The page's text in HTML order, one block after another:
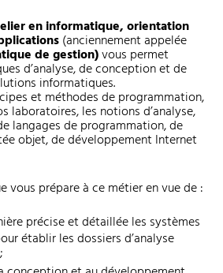
en informatique, orientation
(anciennement appelée
de gestion)vous permet
d’analyse, de conception et de
informatiques.
et méthodes de programmation,
laboratoires, les notions d’analyse,
langages de programmation, de
objet, de développement Internet
vous prépare à ce métier en vue de :
précise et détaillée les systèmes
établir les dossiers d’analyse